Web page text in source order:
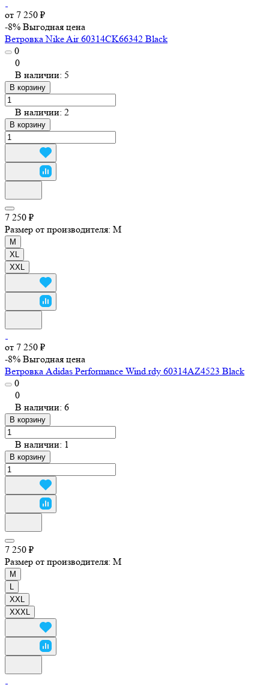
от 7 250 ₽
-8% Выгодная цена
Ветровка Nike Air 60314CK66342 Black
0
0
В наличии: 5
В корзину
В наличии: 2
В корзину
7 250 ₽
Размер от производителя: M
M
XL
XXL
от 7 250 ₽
-8% Выгодная цена
Ветровка Adidas Performance Wind.rdy 60314AZ4523 Black
0
0
В наличии: 6
В корзину
В наличии: 1
В корзину
7 250 ₽
Размер от производителя: M
M
XXL
XXXL